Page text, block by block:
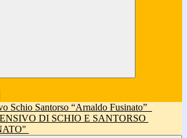
DI SCHIO E SANTORSO